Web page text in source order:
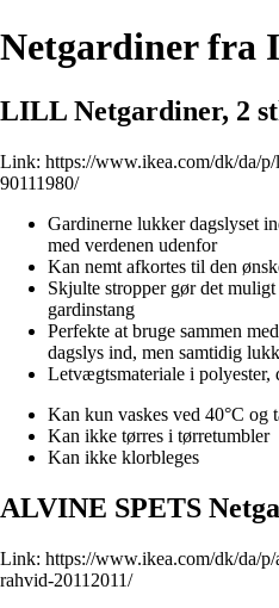
Netgardiner fra
LILL Netgardiner, 2
Link: https://www.ikea.com/dk/da/
90111980/
Gardinerne lukker dagslyset
med verdenen udenfor
Kan nemt afkortes til den
Skjulte stropper gør det
gardinstang
Perfekte at bruge sammen
dagslys ind, men samtidig
Letvægtsmateriale i polyester,
Kan kun vaskes ved 40°C og
Kan ikke tørres i tørretumbler
Kan ikke klorbleges
ALVINE SPETS
Link: https://www.ikea.com/dk/da/
rahvid-20112011/